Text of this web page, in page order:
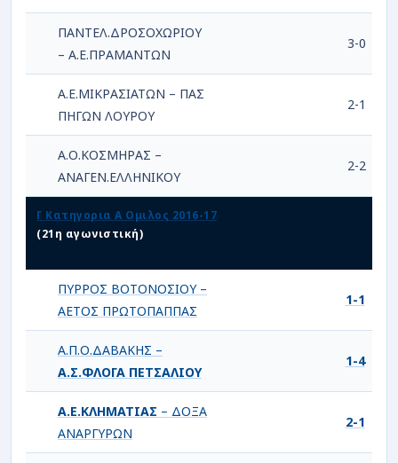
ΠΑΝΤΕΛ.ΔΡΟΣΟΧΩΡΙΟΥ
– Α.Ε.ΠΡΑΜΑΝΤΩΝ
3-0
Α.Ε.ΜΙΚΡΑΣΙΑΤΩΝ – ΠΑΣ
ΠΗΓΩΝ ΛΟΥΡOY
2-1
Α.Ο.ΚΟΣΜΗΡΑΣ –
ΑΝΑΓΕΝ.ΕΛΛΗΝΙΚΟΥ
2-2
Γ Κατηγορια Α Ομιλος 2016-17
(21η αγωνιστική)
ΠΥΡΡΟΣ ΒΟΤΟΝΟΣΙΟΥ –
ΑΕΤΟΣ ΠΡΩΤΟΠΑΠΠΑΣ
1-1
Α.Π.Ο.ΔΑΒΑΚΗΣ –
Α.Σ.ΦΛΟΓΑ ΠΕΤΣΑΛΙΟΥ
1-4
Α.Ε.ΚΛΗΜΑΤΙΑΣ – ΔΟΞΑ
ΑΝΑΡΓΥΡΩΝ
2-1